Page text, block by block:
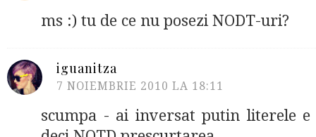
ms :) tu de ce nu posezi NODT-uri?
iguanitza
7 NOIEMBRIE 2010 LA 18:11
scumpa - ai inversat putin literele e